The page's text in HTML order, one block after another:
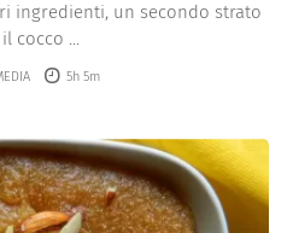
ingredienti, un secondo strato
cocco ...
5h 5m